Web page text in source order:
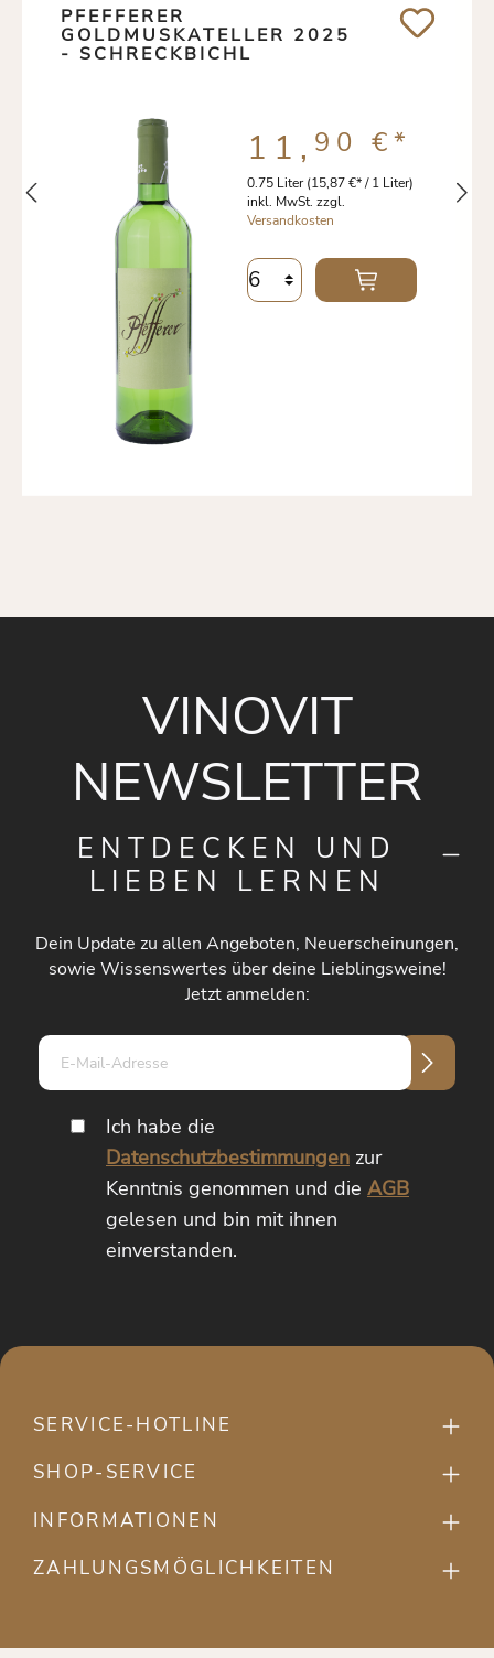
PFEFFERER
GOLDMUSKATELLER 2025
- SCHRECKBICHL
0.75 Liter(15,87 €* / 1 Liter)
inkl. MwSt. zzgl.
Versandkosten
11, 90 €*
VINOVIT
NEWSLETTER
ENTDECKEN UND
LIEBEN LERNEN
Dein Update zu allen Angeboten, Neuerscheinungen,
sowie Wissenswertes über deine Lieblingsweine!
Jetzt anmelden:
Adresse*
Ich habe die
Datenschutzbestimmungenzur
Kenntnis genommen und die AGB
gelesen und bin mit ihnen
einverstanden.
SERVICE-HOTLINE
SHOP-SERVICE
INFORMATIONEN
ZAHLUNGSMÖGLICHKEITEN